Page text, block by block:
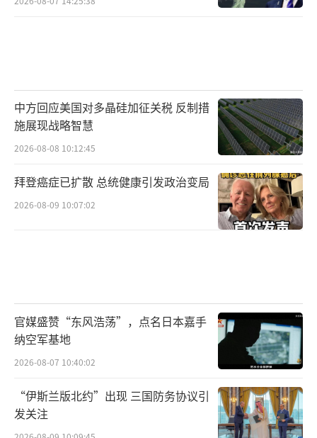
中方回应美国对多晶硅加征关税 反制措
施展现战略智慧
2026-08-08 10:12:45
拜登癌症已扩散 总统健康引发政治变局
2026-08-09 10:07:02
官媒盛赞“东风浩荡”，点名日本嘉手
纳空军基地
2026-08-07 10:40:02
“伊斯兰版北约”出现 三国防务协议引
发关注